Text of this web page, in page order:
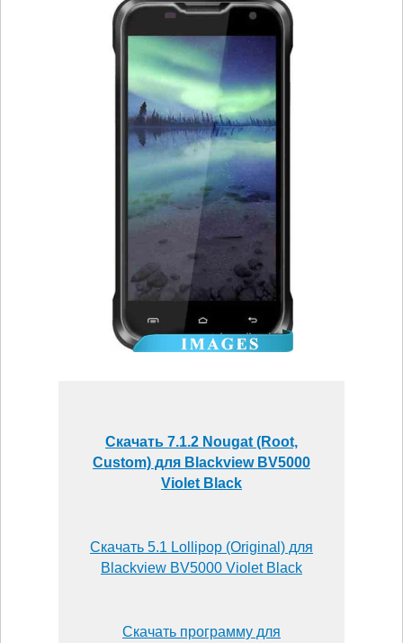
Скачать 7.1.2 Nougat (Root,
Custom) для Blackview BV5000
Violet Black
Скачать 5.1 Lollipop (Original) для
Blackview BV5000 Violet Black
Скачать программу для